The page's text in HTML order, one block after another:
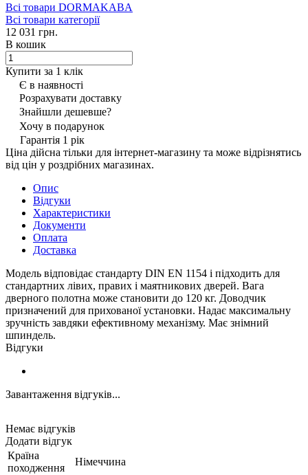
Всі товари DORMAKABA
Всі товари категорії
12 031 грн.
В кошик
Купити за 1 клiк
Є в наявності
Розрахувати доставку
Знайшли дешевше?
Хочу в подарунок
Гарантія 1 рік
Ціна дійсна тільки для інтернет-магазину та може відрізнятись
від цін у роздрібних магазинах.
Опис
Відгуки
Характеристики
Документи
Оплата
Доставка
Модель відповідає стандарту DIN EN 1154 і підходить для
стандартних лівих, правих і маятникових дверей. Вага
дверного полотна може становити до 120 кг. Доводчик
призначений для прихованої установки. Надає максимальну
зручність завдяки ефективному механізму. Має знімний
шпиндель.
Відгуки
Завантаження відгуків...
Немає відгуків
Додати відгук
Країна
походження
Німеччина